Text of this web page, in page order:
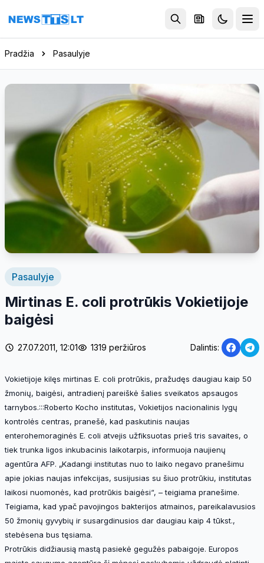
Eiti į turinį
Pradžia Pasaulyje
Pasaulyje
Mirtinas E. coli protrūkis Vokietijoje
baigėsi
27.07.2011, 12:01 1319 peržiūros Dalintis:
Vokietijoje kilęs mirtinas E. coli protrūkis, pražudęs daugiau kaip 50
žmonių, baigėsi, antradienį pareiškė šalies sveikatos apsaugos
tarnybos.:::Roberto Kocho institutas, Vokietijos nacionalinis lygų
kontrolės centras, pranešė, kad paskutinis naujas
enterohemoraginės E. coli atvejis užfiksuotas prieš tris savaites, o
tiek trunka ligos inkubacinis laikotarpis, informuoja naujienų
agentūra AFP. „Kadangi institutas nuo to laiko negavo pranešimu
apie jokias naujas infekcijas, susijusias su šiuo protrūkiu, institutas
laikosi nuomonės, kad protrūkis baigėsi“, – teigiama pranešime.
Teigiama, kad ypač pavojingos bakterijos atmainos, pareikalavusios
50 žmonių gyvybių ir susargdinusios dar daugiau kaip 4 tūkst.,
stebėsena bus tęsiama.
Protrūkis didžiausią mastą pasiekė gegužės pabaigoje. Europos